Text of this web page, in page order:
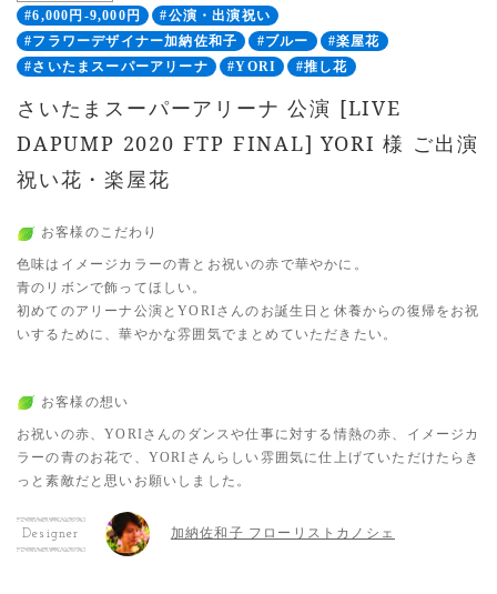
#6,000円-9,000円
#公演・出演祝い
#フラワーデザイナー加納佐和子
#ブルー
#楽屋花
#さいたまスーパーアリーナ
#YORI #推し花
さいたまスーパーアリーナ 公演 [LIVE
DAPUMP 2020 FTP FINAL] YORI 様 ご出演
祝い花・楽屋花
お客様のこだわり
色味はイメージカラーの青とお祝いの赤で華やかに。
青のリボンで飾ってほしい。
初めてのアリーナ公演とYORIさんのお誕生日と休養からの復帰をお祝
いするために、華やかな雰囲気でまとめていただきたい。
お客様の想い
お祝いの赤、YORIさんのダンスや仕事に対する情熱の赤、イメージカ
ラーの青のお花で、YORIさんらしい雰囲気に仕上げていただけたらき
っと素敵だと思いお願いしました。
Designer 加納佐和子 フローリストカノシェ